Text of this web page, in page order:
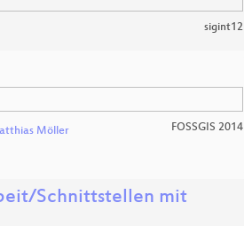
sigint12
Möller FOSSGIS 2014
Schnittstellen mit